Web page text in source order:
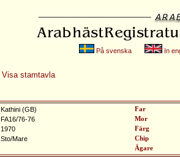
På svenska In
Visa stamtavla
Kathini (GB)
Far
FA16/76-76
Mor
1970
Färg
Sto/Mare
Chip
Ägare